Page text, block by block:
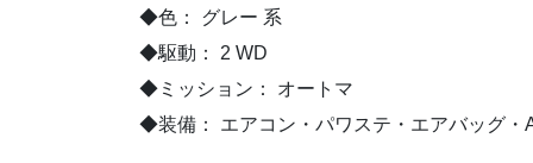
◆色： グレー 系
◆駆動： 2 WD
◆ミッション： オートマ
◆装備： エアコン・パワステ・エアバッグ・